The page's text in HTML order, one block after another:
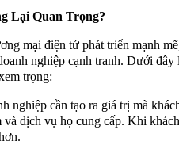
Lại Quan Trọng?
mại điện tử phát triển mạnh
nghiệp cạnh tranh. Dưới đây
trọng:
nghiệp cần tạo ra giá trị mà
dịch vụ họ cung cấp. Khi